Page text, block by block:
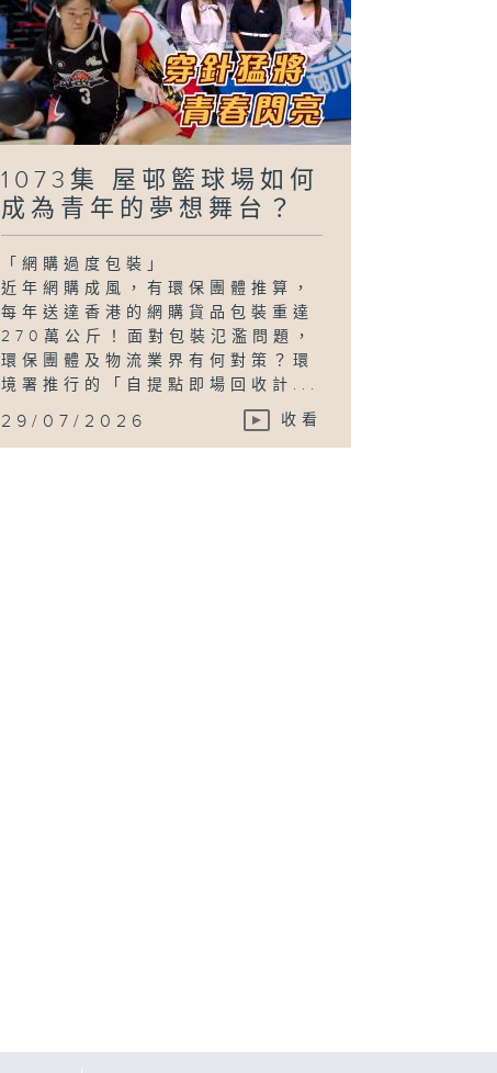
1073集 屋邨籃球場如何
成為青年的夢想舞台？
「網購過度包裝」
近年網購成風，有環保團體推算，
每年送達香港的網購貨品包裝重達
270萬公斤！面對包裝氾濫問題，
環保團體及物流業界有何對策？環
境署推行的「自提點即場回收計...
29/07/2026 收看